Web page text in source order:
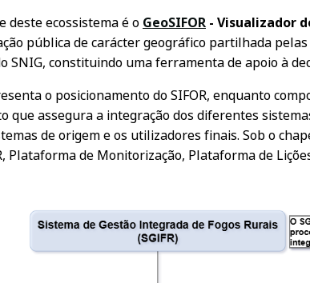
ecossistema é o GeoSIFOR - Visualizador
pública de carácter geográfico partilhada
SNIG, constituindo uma ferramenta de apoio à
o posicionamento do SIFOR, enquanto
que assegura a integração dos diferentes
de origem e os utilizadores finais. Sob o
Plataforma de Monitorização, Plataforma de